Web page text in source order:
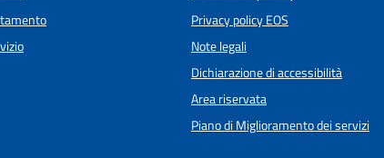
Privacy policy EOS
Note legali
Dichiarazione di accessibilità
Area riservata
Piano di Miglioramento dei servizi